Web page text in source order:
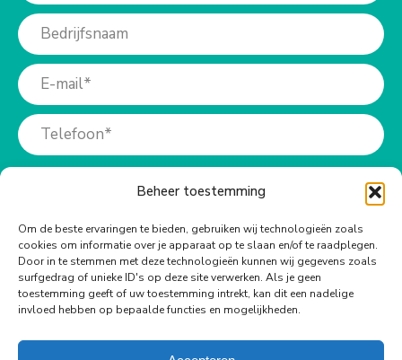
Beheer toestemming
Om de beste ervaringen te bieden, gebruiken wij technologieën zoals
cookies om informatie over je apparaat op te slaan en/of te raadplegen.
Door in te stemmen met deze technologieën kunnen wij gegevens zoals
surfgedrag of unieke ID's op deze site verwerken. Als je geen
toestemming geeft of uw toestemming intrekt, kan dit een nadelige
invloed hebben op bepaalde functies en mogelijkheden.
Meer info?
Bel ons op:
+31 (0)73-6990940